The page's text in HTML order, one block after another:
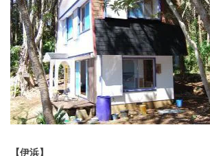
【伊浜】